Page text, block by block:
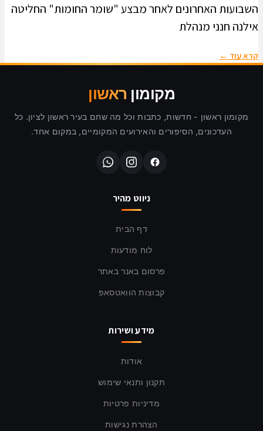
השבועות האחרונים לאחר מבצע "שומר החומות" החליטה
אילנה חנני מנהלת
קרא עוד ←
מקומון ראשון
מקומון ראשון - חדשות, כתבות וכל מה שחם בעיר ראשון לציון. כל
העדכונים, הסיפורים והאירועים המקומיים, במקום אחד.
ניווט מהיר
דף הבית
לוח מודעות
פרסום באנר באתר
קבוצות הוואטסאפ
מידע ושירות
אודות
תקנון ותנאי שימוש
מדיניות פרטיות
הצהרת נגישות